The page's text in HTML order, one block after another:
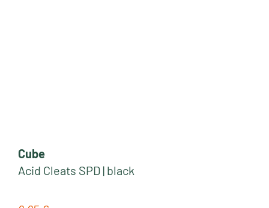
Cube
Acid Cleats SPD | black